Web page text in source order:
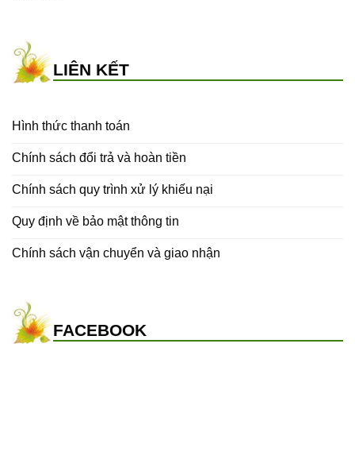
LIÊN KẾT
Hình thức thanh toán
Chính sách đổi trả và hoàn tiền
Chính sách quy trình xử lý khiếu nại
Quy định về bảo mật thông tin
Chính sách vận chuyển và giao nhận
FACEBOOK